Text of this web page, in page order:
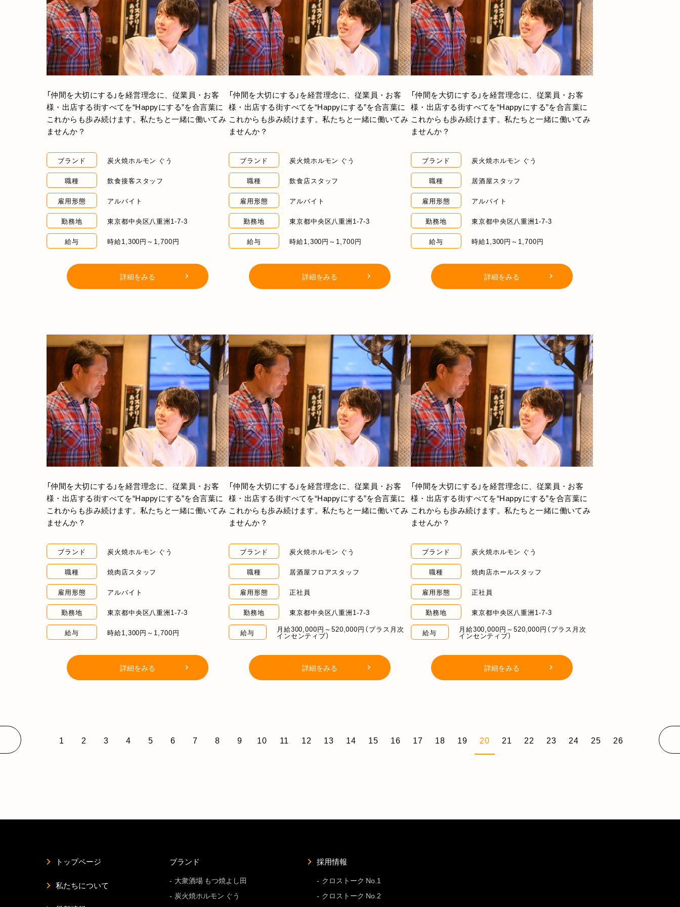
「仲間を大切にする」を経営理念に、従業員・お客
様・出店する街すべてを“Happyにする”を合言葉に
これからも歩み続けます。私たちと一緒に働いてみ
ませんか？
ブランド 炭火焼ホルモン ぐう
職種 飲食接客スタッフ
雇用形態 アルバイト
勤務地 東京都中央区八重洲1-7-3
給与 時給1,300円～1,700円
詳細をみる
「仲間を大切にする」を経営理念に、従業員・お客
様・出店する街すべてを“Happyにする”を合言葉に
これからも歩み続けます。私たちと一緒に働いてみ
ませんか？
ブランド 炭火焼ホルモン ぐう
職種 飲食店スタッフ
雇用形態 アルバイト
勤務地 東京都中央区八重洲1-7-3
給与 時給1,300円～1,700円
詳細をみる
「仲間を大切にする」を経営理念に、従業員・お客
様・出店する街すべてを“Happyにする”を合言葉に
これからも歩み続けます。私たちと一緒に働いてみ
ませんか？
ブランド 炭火焼ホルモン ぐう
職種 居酒屋スタッフ
雇用形態 アルバイト
勤務地 東京都中央区八重洲1-7-3
給与 時給1,300円～1,700円
詳細をみる
「仲間を大切にする」を経営理念に、従業員・お客
様・出店する街すべてを“Happyにする”を合言葉に
これからも歩み続けます。私たちと一緒に働いてみ
ませんか？
ブランド 炭火焼ホルモン ぐう
職種 焼肉店スタッフ
雇用形態 アルバイト
勤務地 東京都中央区八重洲1-7-3
給与 時給1,300円～1,700円
詳細をみる
「仲間を大切にする」を経営理念に、従業員・お客
様・出店する街すべてを“Happyにする”を合言葉に
これからも歩み続けます。私たちと一緒に働いてみ
ませんか？
ブランド 炭火焼ホルモン ぐう
職種 居酒屋フロアスタッフ
雇用形態 正社員
勤務地 東京都中央区八重洲1-7-3
給与 月給300,000円～520,000円（プラス月次
インセンティブ）
詳細をみる
「仲間を大切にする」を経営理念に、従業員・お客
様・出店する街すべてを“Happyにする”を合言葉に
これからも歩み続けます。私たちと一緒に働いてみ
ませんか？
ブランド 炭火焼ホルモン ぐう
職種 焼肉店ホールスタッフ
雇用形態 正社員
勤務地 東京都中央区八重洲1-7-3
給与 月給300,000円～520,000円（プラス月次
インセンティブ）
詳細をみる
1 2 3 4 5 6 7 8 9 10 11 12 13 14 15 16 17 18 19 20 21 22 23 24 25 26
トップページ
私たちについて
ブランド
大衆酒場 もつ焼よし田
炭火焼ホルモン ぐう
採用情報
クロストーク No.1
クロストーク No.2